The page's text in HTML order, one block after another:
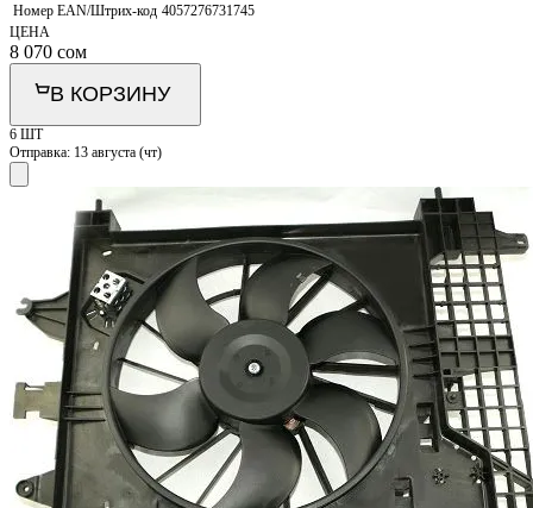
Номер EAN/Штрих-код 4057276731745
ЦЕНА
8 070 сом
В КОРЗИНУ
6 ШТ
Отправка: 13 августа (чт)